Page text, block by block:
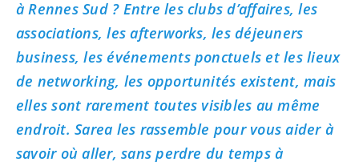
à Rennes Sud ? Entre les clubs d’affaires, les
associations, les afterworks, les déjeuners
business, les événements ponctuels et les lieux
de networking, les opportunités existent, mais
elles sont rarement toutes visibles au même
endroit. Sarea les rassemble pour vous aider à
savoir où aller, sans perdre du temps à